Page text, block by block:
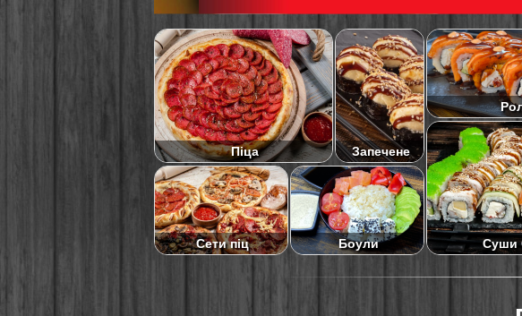
Піца Запечене
Сети піц Боули Суши